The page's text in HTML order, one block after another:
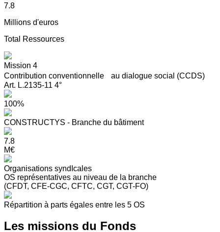
7.8
Millions d'euros
Total Ressources
Mission 4
Contribution conventionnelle au dialogue social (CCDS)
Art. L.2135-11 4°
100%
CONSTRUCTYS - Branche du bâtiment
7.8
M€
Organisations syndIcales
OS représentatives au niveau de la branche
(CFDT, CFE-CGC, CFTC, CGT, CGT-FO)
Répartition à parts égales entre les 5 OS
Les missions du Fonds